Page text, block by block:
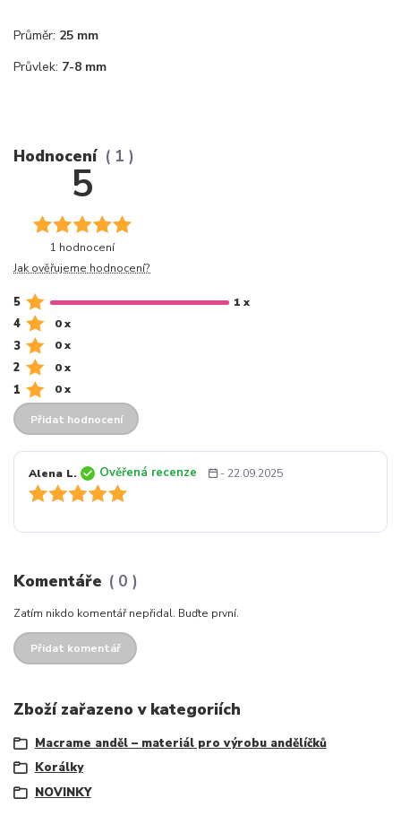
Průměr: 25 mm
Průvlek: 7-8 mm
Hodnocení 1
Přidat hodnocení
5
1 hodnocení
Jak ověřujeme hodnocení?
5 1 x
4 0 x
3 0 x
2 0 x
1 0 x
Alena L. Ověřená recenze - 22.09.2025
Komentáře 0
Zatím nikdo komentář nepřidal. Buďte první.
Přidat komentář
Zboží zařazeno v kategoriích
Macrame anděl – materiál pro výrobu andělíčků
Korálky
NOVINKY